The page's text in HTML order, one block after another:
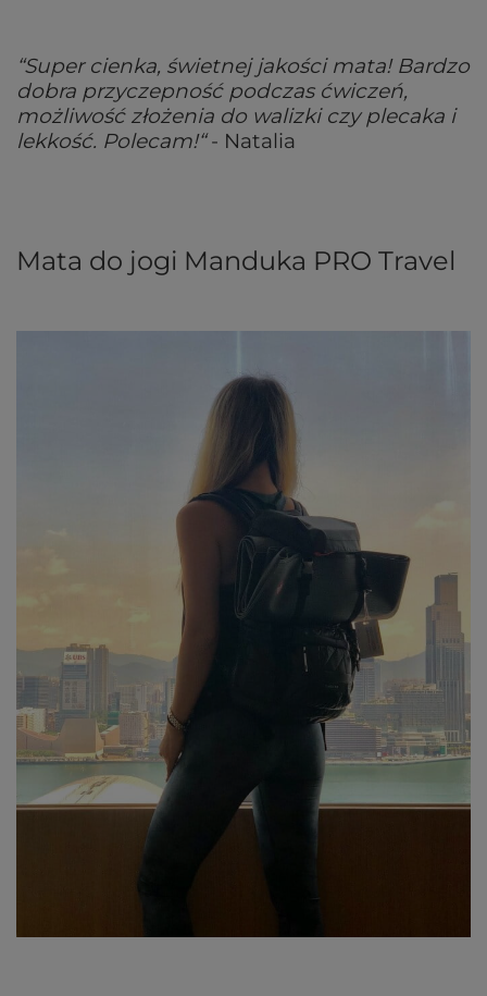
“Super cienka, świetnej jakości mata! Bardzo
dobra przyczepność podczas ćwiczeń,
możliwość złożenia do walizki czy plecaka i
lekkość. Polecam!“- Natalia
Mata do jogi Manduka PRO Travel